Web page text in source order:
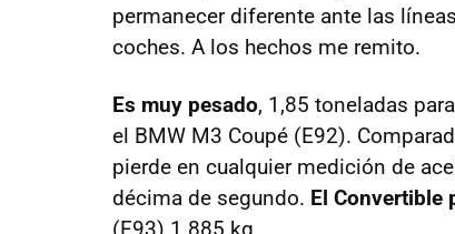
permanecer diferente ante las
coches. A los hechos me remito.
Es muy pesado, 1,85 toneladas
el BMW M3 Coupé (E92).
pierde en cualquier medición de
décima de segundo. El Convertible